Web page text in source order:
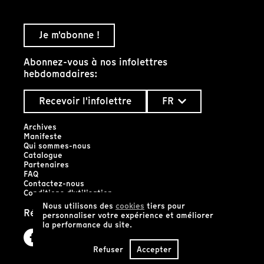
Nous utilisons des cookies tiers pour
personnaliser votre expérience et améliorer
la performance du site.
Refuser Accepter
Je m'abonne !
Abonnez-vous à nos infolettres
hebdomadaires:
Recevoir l'infolettre
FR
Archives
Manifeste
Qui sommes-nous
Catalogue
Partenaires
FAQ
Contactez-nous
Conditions d'utilisation
Réseaux sociaux